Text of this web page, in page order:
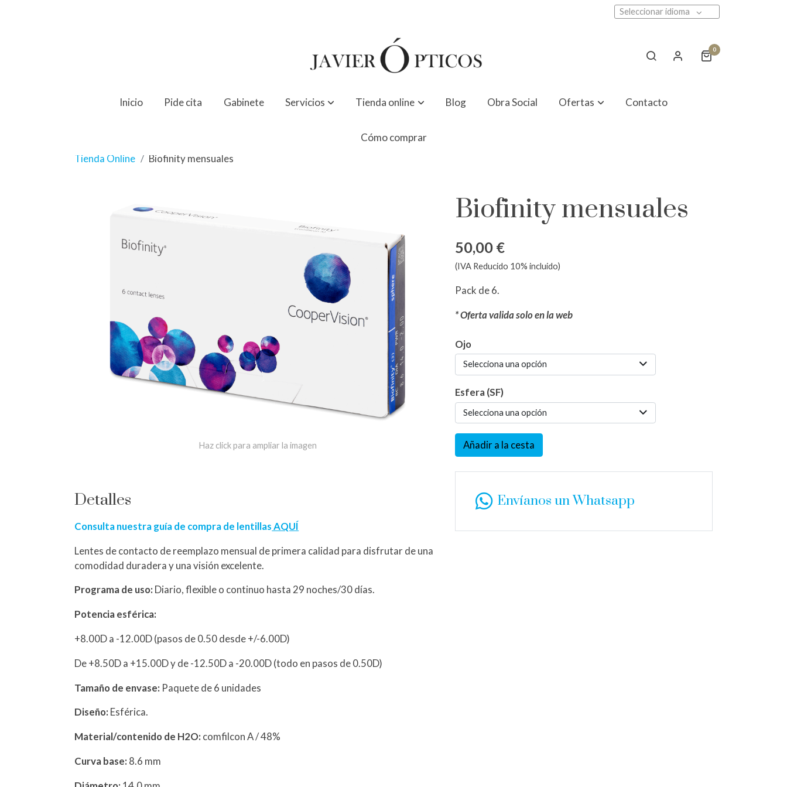
Seleccionar idioma
0
Inicio Pide cita Gabinete Servicios Tienda online Blog Obra Social Ofertas Contacto
Cómo comprar
Tienda Online
Biofinity mensuales
Haz click para ampliar la imagen
Detalles
Consulta nuestra guía de compra de lentillasAQUÍ
Lentes de contacto de reemplazo mensual de primera calidad para disfrutar de una
comodidad duradera y una visión excelente.
Programa de uso: Diario, flexible o continuo hasta 29 noches/30 días.
Potencia esférica:
+8.00D a -12.00D (pasos de 0.50 desde +/-6.00D)
De +8.50D a +15.00D y de -12.50D a -20.00D (todo en pasos de 0.50D)
Tamaño de envase: Paquete de 6 unidades
Diseño: Esférica.
Material/contenido de H2O: comfilcon A / 48%
Curva base: 8.6 mm
Biofinity mensuales
50,00 €
(IVA Reducido 10% incluido)
Pack de 6.
* Oferta valida solo en la web
Ojo
Selecciona una opción
Esfera (SF)
Selecciona una opción
Añadir a la cesta
Envíanos un Whatsapp